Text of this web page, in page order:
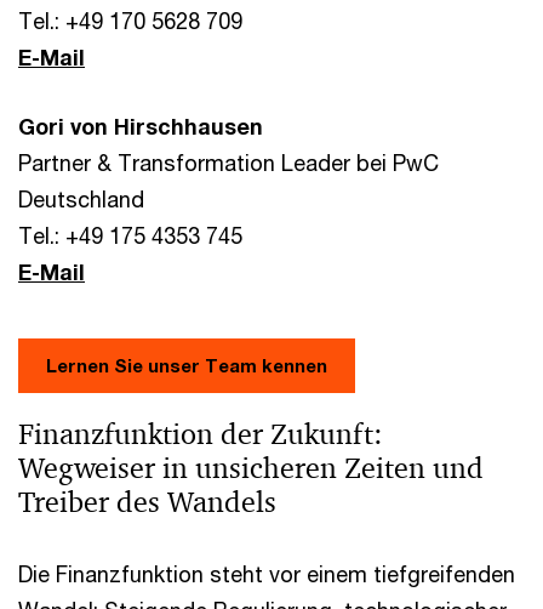
Tel.: +49 170 5628 709
E-Mail
Gori von Hirschhausen
Partner & Transformation Leader bei PwC
Deutschland
Tel.: +49 175 4353 745
E-Mail
Lernen Sie unser Team kennen
Finanzfunktion der Zukunft:
Wegweiser in unsicheren Zeiten und
Treiber des Wandels
Die Finanzfunktion steht vor einem tiefgreifenden